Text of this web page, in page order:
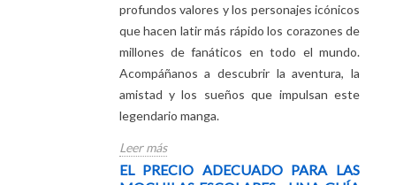
navegan hacia el tesoro definitivo. Este
artículo revela la cautivadora historia, los
profundos valores y los personajes icónicos
que hacen latir más rápido los corazones de
millones de fanáticos en todo el mundo.
Acompáñanos a descubrir la aventura, la
amistad y los sueños que impulsan este
legendario manga.